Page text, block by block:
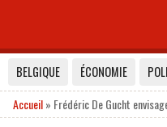
BELGIQUE ÉCONOMIE
Accueil» Frédéric De Gucht